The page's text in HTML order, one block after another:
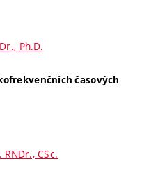
Ph.D.
časových
CSc.